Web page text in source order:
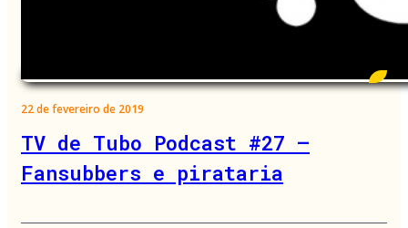
22 de fevereiro de 2019
TV de Tubo Podcast #27 –
Fansubbers e pirataria